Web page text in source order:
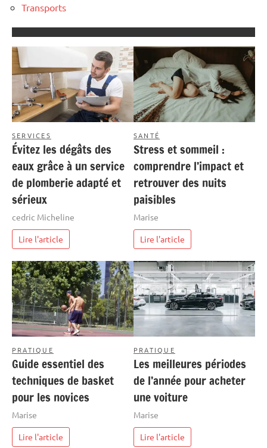
Transports
SERVICES
Évitez les dégâts des
eaux grâce à un service
de plomberie adapté et
sérieux
cedric Micheline
Lire l'article
SANTÉ
Stress et sommeil :
comprendre l’impact et
retrouver des nuits
paisibles
Marise
Lire l'article
PRATIQUE
Guide essentiel des
techniques de basket
pour les novices
Marise
Lire l'article
PRATIQUE
Les meilleures périodes
de l’année pour acheter
une voiture
Marise
Lire l'article